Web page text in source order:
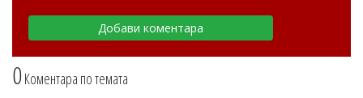
0Коментара по темата